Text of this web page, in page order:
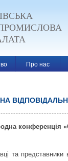
Про нас
конференція
та